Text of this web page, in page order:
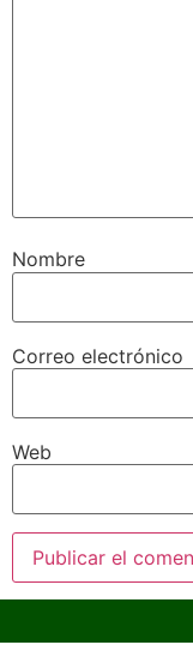
Nombre
Correo electrónico
Web